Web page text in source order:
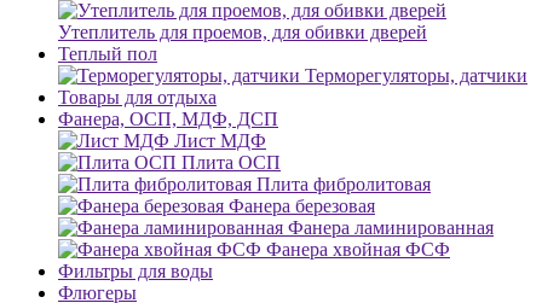
Утеплитель для проемов, для обивки дверей
Теплый пол
Терморегуляторы, датчики
Товары для отдыха
Фанера, ОСП, МДФ, ДСП
Лист МДФ
Плита ОСП
Плита фибролитовая
Фанера березовая
Фанера ламинированная
Фанера хвойная ФСФ
Фильтры для воды
Флюгеры